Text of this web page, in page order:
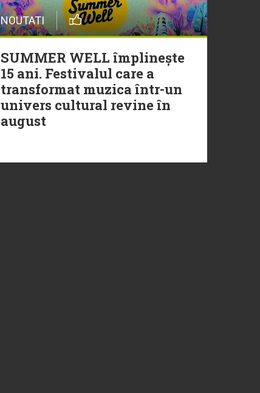
29 Iulie
NEW MUSIC | 5 piese noi în
playlistul Radio ZU
NOUTATI
SUMMER WELL împlinește
15 ani. Festivalul care a
transformat muzica într-un
univers cultural revine în
august